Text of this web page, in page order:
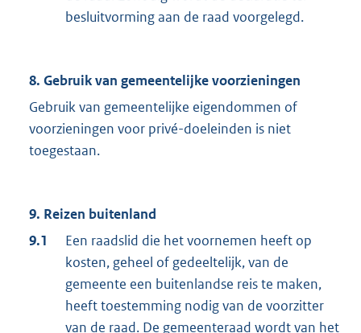
besluitvorming aan de raad voorgelegd.
8. Gebruik van gemeentelijke voorzieningen
Gebruik van gemeentelijke eigendommen of
voorzieningen voor privé-doeleinden is niet
toegestaan.
9. Reizen buitenland
9.1
Een raadslid die het voornemen heeft op
kosten, geheel of gedeeltelijk, van de
gemeente een buitenlandse reis te maken,
heeft toestemming nodig van de voorzitter
van de raad. De gemeenteraad wordt van het